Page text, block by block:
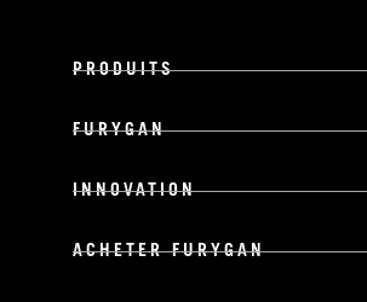
PRODUITS
FURYGAN
INNOVATION
ACHETER FURYGAN